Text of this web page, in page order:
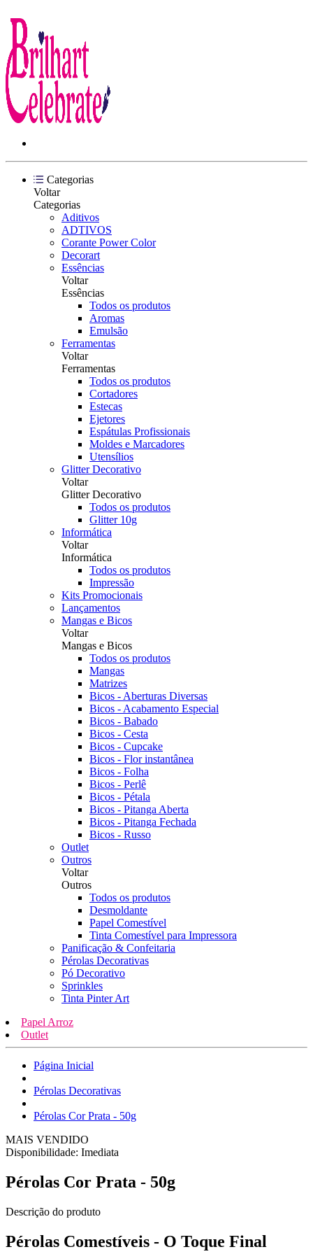
Categorias
Voltar
Categorias
Aditivos
ADTIVOS
Corante Power Color
Decorart
Essências
Voltar
Essências
Todos os produtos
Aromas
Emulsão
Ferramentas
Voltar
Ferramentas
Todos os produtos
Cortadores
Estecas
Ejetores
Espátulas Profissionais
Moldes e Marcadores
Utensílios
Glitter Decorativo
Voltar
Glitter Decorativo
Todos os produtos
Glitter 10g
Informática
Voltar
Informática
Todos os produtos
Impressão
Kits Promocionais
Lançamentos
Mangas e Bicos
Voltar
Mangas e Bicos
Todos os produtos
Mangas
Matrizes
Bicos - Aberturas Diversas
Bicos - Acabamento Especial
Bicos - Babado
Bicos - Cesta
Bicos - Cupcake
Bicos - Flor instantânea
Bicos - Folha
Bicos - Perlê
Bicos - Pétala
Bicos - Pitanga Aberta
Bicos - Pitanga Fechada
Bicos - Russo
Outlet
Outros
Voltar
Outros
Todos os produtos
Desmoldante
Papel Comestível
Tinta Comestível para Impressora
Panificação & Confeitaria
Pérolas Decorativas
Pó Decorativo
Sprinkles
Tinta Pinter Art
Papel Arroz
Outlet
Página Inicial
Pérolas Decorativas
Pérolas Cor Prata - 50g
MAIS VENDIDO
Disponibilidade: Imediata
Pérolas Cor Prata - 50g
Descrição do produto
Pérolas Comestíveis - O Toque Final